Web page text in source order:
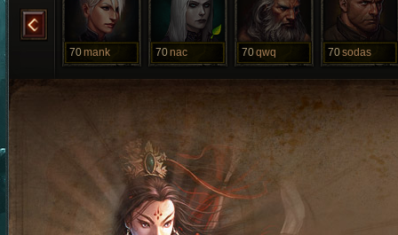
70mank 70nac 70qwq 70sodas